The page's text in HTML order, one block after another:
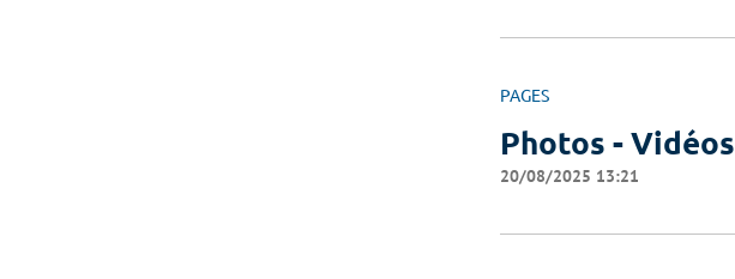
PAGES
Photos - Vidéos
20/08/2025 13:21